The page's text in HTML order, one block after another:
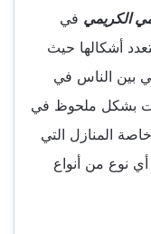
الكريمي في
أشكالها حيث
بين الناس في
بشكل ملحوظ في
المنازل التي
نوع من أنواع